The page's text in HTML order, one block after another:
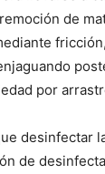
de
por
desinfectar
de